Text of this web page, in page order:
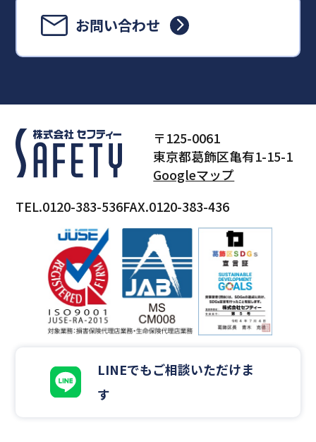
お問い合わせ
〒125-0061
東京都葛飾区亀有1-15-1
Googleマップ
TEL.0120-383-536FAX.0120-383-436
LINEでもご相談いただけま
す